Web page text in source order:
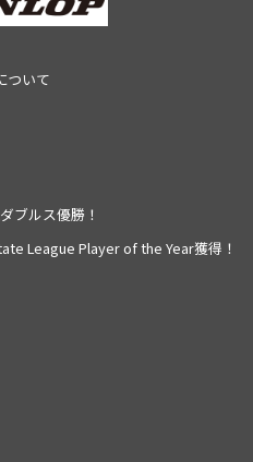
ついて
ブルス優勝！
League Player of the Year獲得！